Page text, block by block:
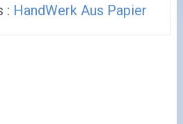
: HandWerk Aus Papier